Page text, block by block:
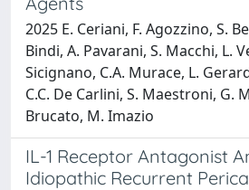
2025 E. Ceriani, F. Agozzino, S.
Bindi, A. Pavarani, S. Macchi, L.
Sicignano, C.A. Murace, L.
C.C. De Carlini, S. Maestroni, G.
Brucato, M. Imazio
IL-1 Receptor Antagonist
Idiopathic Recurrent